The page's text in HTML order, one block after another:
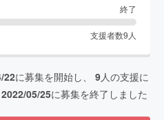
終了
支援者数9 人
22に募集を開始し、 9人の支援に
2022/05/25に募集を終了しました